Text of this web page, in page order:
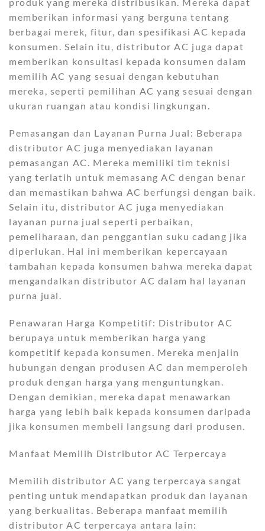
produk yang mereka distribusikan. Mereka dapat
memberikan informasi yang berguna tentang
berbagai merek, fitur, dan spesifikasi AC kepada
konsumen. Selain itu, distributor AC juga dapat
memberikan konsultasi kepada konsumen dalam
memilih AC yang sesuai dengan kebutuhan
mereka, seperti pemilihan AC yang sesuai dengan
ukuran ruangan atau kondisi lingkungan.
Pemasangan dan Layanan Purna Jual: Beberapa
distributor AC juga menyediakan layanan
pemasangan AC. Mereka memiliki tim teknisi
yang terlatih untuk memasang AC dengan benar
dan memastikan bahwa AC berfungsi dengan baik.
Selain itu, distributor AC juga menyediakan
layanan purna jual seperti perbaikan,
pemeliharaan, dan penggantian suku cadang jika
diperlukan. Hal ini memberikan kepercayaan
tambahan kepada konsumen bahwa mereka dapat
mengandalkan distributor AC dalam hal layanan
purna jual.
Penawaran Harga Kompetitif: Distributor AC
berupaya untuk memberikan harga yang
kompetitif kepada konsumen. Mereka menjalin
hubungan dengan produsen AC dan memperoleh
produk dengan harga yang menguntungkan.
Dengan demikian, mereka dapat menawarkan
harga yang lebih baik kepada konsumen daripada
jika konsumen membeli langsung dari produsen.
Manfaat Memilih Distributor AC Terpercaya
Memilih distributor AC yang terpercaya sangat
penting untuk mendapatkan produk dan layanan
yang berkualitas. Beberapa manfaat memilih
distributor AC terpercaya antara lain: